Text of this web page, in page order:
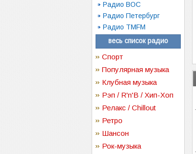
Радио ВОС
Радио Петербург
Радио TMFM
весь список радио
Спорт
Популярная музыка
Клубная музыка
Рэп / R'n'B / Хип-Хоп
Релакс / Chillout
Ретро
Шансон
Рок-музыка